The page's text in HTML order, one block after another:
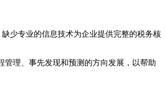
少专业的信息技术为企业提供完整的税务核
理、事先发现和预测的方向发展，以帮助